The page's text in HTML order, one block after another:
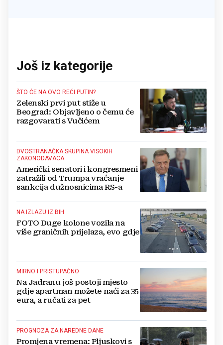
Još iz kategorije
ŠTO ĆE NA OVO REĆI PUTIN?
Zelenski prvi put stiže u
Beograd: Objavljeno o čemu će
razgovarati s Vučićem
DVOSTRANAČKA SKUPINA VISOKIH
ZAKONODAVACA
Američki senatori i kongresmeni
zatražili od Trumpa vraćanje
sankcija dužnosnicima RS-a
NA IZLAZU IZ BIH
FOTO Duge kolone vozila na
više graničnih prijelaza, evo gdje
MIRNO I PRISTUPAČNO
Na Jadranu još postoji mjesto
gdje apartman možete naći za 35
eura, a ručati za pet
PROGNOZA ZA NAREDNE DANE
Promjena vremena: Pljuskovi s